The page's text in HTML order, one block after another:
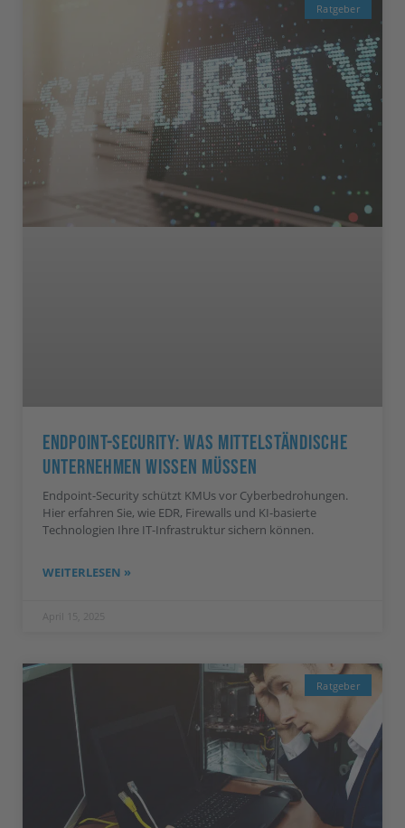
Ratgeber
Endpoint-Security: Was Mittelständische
Unternehmen Wissen Müssen
Endpoint-Security schützt KMUs vor Cyberbedrohungen.
Hier erfahren Sie, wie EDR, Firewalls und KI-basierte
Technologien Ihre IT-Infrastruktur sichern können.
WEITERLESEN »
April 15, 2025
Ratgeber